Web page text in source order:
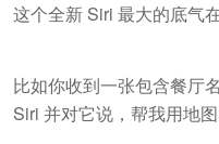
这个全新 Siri 最大的底气
比如你收到一张包含餐厅
Siri 并对它说，帮我用地图